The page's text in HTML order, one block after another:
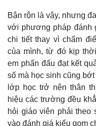
Bận rộn là vậy, nhưng
với phương pháp đánh
chi tiết thay vì chấm
của mình, từ đó kịp
em phấn đấu đạt kết
số mà học sinh cũng
lớp học trở nên thân
hiệu các trường đều
hỏi giáo viên phải theo
vào đánh giá kiểu gom